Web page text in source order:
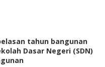
tahun bangunan
Dasar Negeri (SDN)